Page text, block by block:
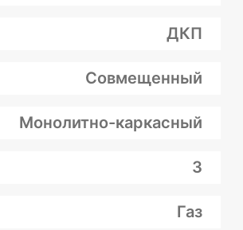
ДКП
Совмещенный
Монолитно-каркасный
3
Газ